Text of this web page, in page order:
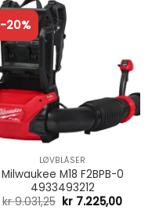
-20%
LØVBLÅSER
Milwaukee M18 F2BPB-0
4933493212
kr9.031,25 kr 7.225,00